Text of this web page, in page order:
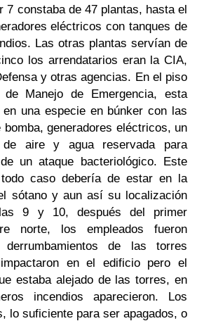
7 constaba de 47 plantas, hasta el
eléctricos con tanques de
Las otras plantas servían de
los arrendatarios eran la CIA,
y otras agencias. En el piso
Manejo de Emergencia, esta
una especie en búnker con las
bomba, generadores eléctricos, un
aire y agua reservada para
un ataque bacteriológico. Este
caso debería de estar en la
sótano y aun así su localización
9 y 10, después del primer
norte, los empleados fueron
de las torres
en el edificio pero el
estaba alejado de las torres, en
incendios aparecieron. Los
lo suficiente para ser apagados, o